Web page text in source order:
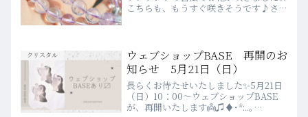
こちらも、もうすぐ咲きそうです♪さ
ニスタンからやってきた...
クリスタル
ウェブショップBASE 再開のお
知らせ 5月21日（日）
長らくお待たせいたしました✨5月21日
（日）10：00～ウェブショップBASE
が、再開いたします👼♫♦･*:..｡